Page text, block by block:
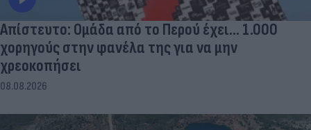
Απίστευτο: Ομάδα από το Περού έχει... 1.000
χορηγούς στην φανέλα της για να μην
χρεοκοπήσει
08.08.2026